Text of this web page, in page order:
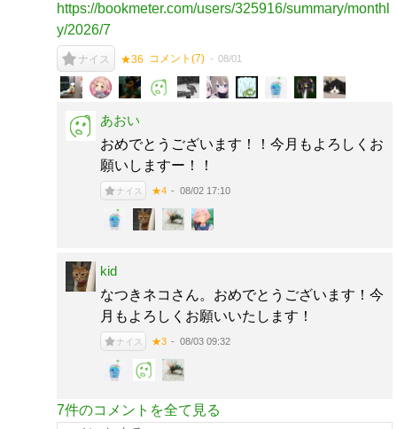
https://bookmeter.com/users/325916/summary/monthl
y/2026/7
ナイス ★36 コメント(7) 08/01
あおい
おめでとうございます！！今月もよろしくお
願いしますー！！
ナイス ★4 08/02 17:10
kid
なつきネコさん。おめでとうございます！今
月もよろしくお願いいたします！
ナイス ★3 08/03 09:32
7件のコメントを全て見る